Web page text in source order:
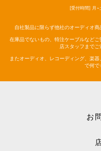
[受付時間] 月
自社製品に限らず他社のオーディオ
在庫品でないもの、特注ケーブルなど
店スタッフまでご
またオーディオ、レコーディング、楽
で何で
お